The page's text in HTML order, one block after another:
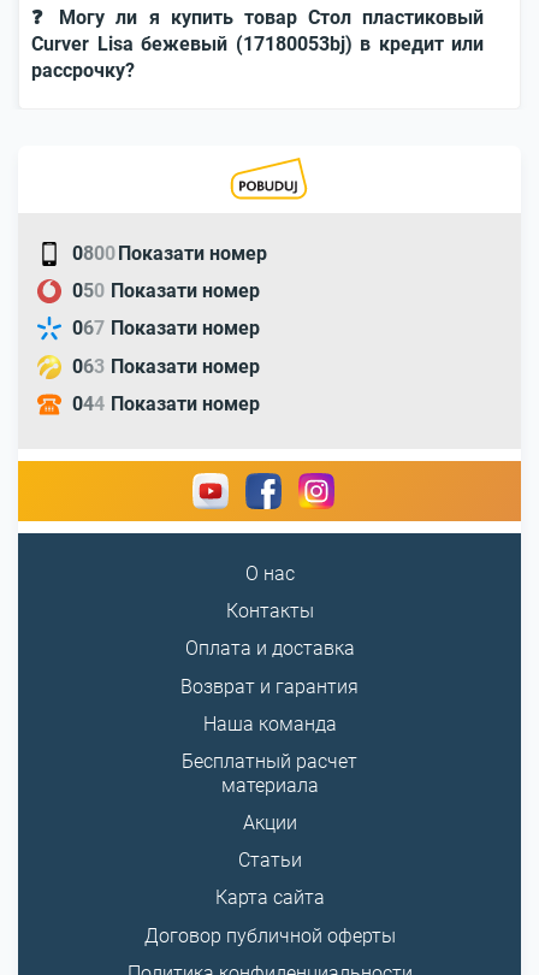
❓ Могу ли я купить товар Стол пластиковый
Curver Lisa бежевый (17180053bj) в кредит или
рассрочку?
0800Показати номер
050 Показати номер
067 Показати номер
063 Показати номер
044 Показати номер
О нас
Контакты
Оплата и доставка
Возврат и гарантия
Наша команда
Бесплатный расчет
материала
Акции
Статьи
Карта сайта
Договор публичной оферты